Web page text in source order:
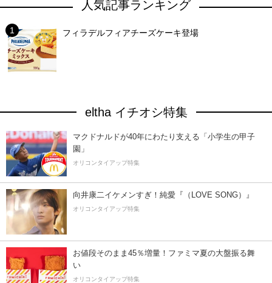
人気記事ランキング
フィラデルフィアチーズケーキ登場
eltha イチオシ特集
マクドナルドが40年にわたり支える「小学生の甲子
園」
オリコンタイアップ特集
向井康二イケメンすぎ！純愛『（LOVE SONG）』
オリコンタイアップ特集
お値段そのまま45％増量！ファミマ夏の大盤振る舞
い
オリコンタイアップ特集